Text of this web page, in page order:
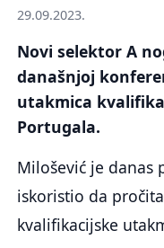
29.09.2023.
Novi selektor A
današnjoj
utakmica
Portugala.
Milošević je danas
iskoristio da
kvalifikacijske